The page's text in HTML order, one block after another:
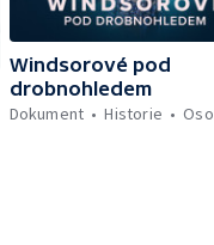
Windsorové pod
drobnohledem
Dokument
Historie